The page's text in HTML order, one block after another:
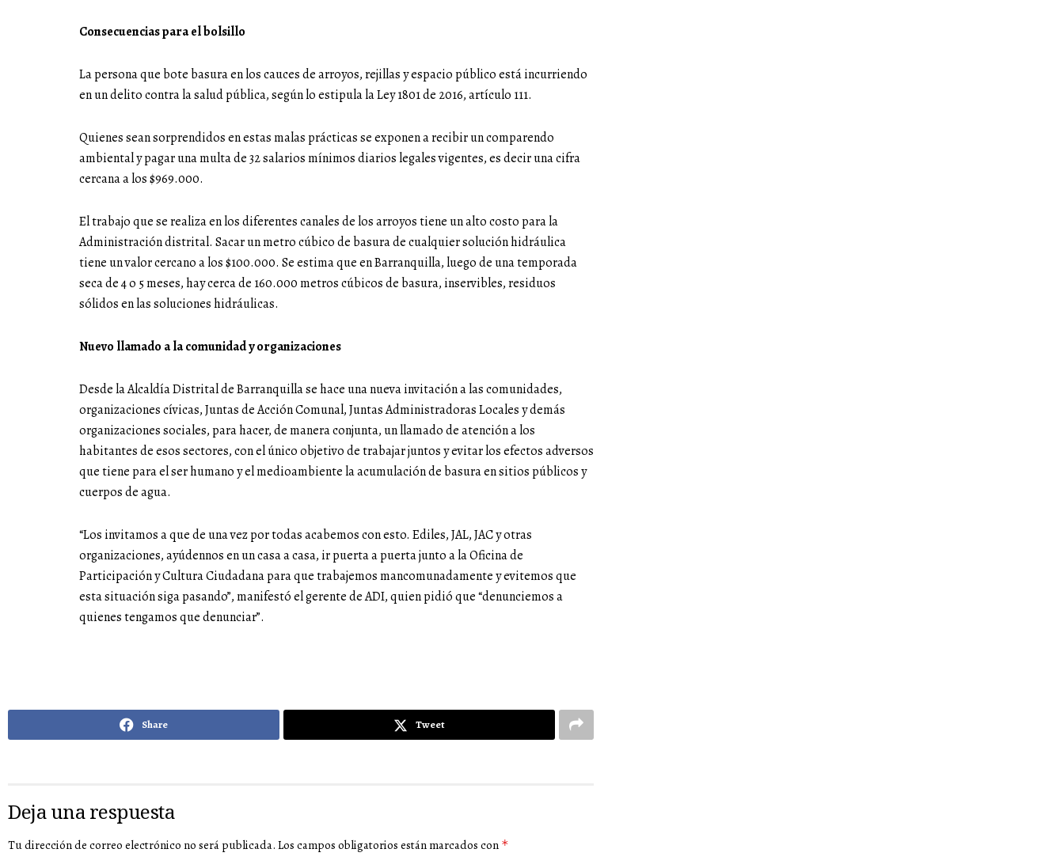
Consecuencias para el bolsillo
La persona que bote basura en los cauces de arroyos, rejillas y espacio público está incurriendo
en un delito contra la salud pública, según lo estipula la Ley 1801 de 2016, artículo 111.
Quienes sean sorprendidos en estas malas prácticas se exponen a recibir un comparendo
ambiental y pagar una multa de 32 salarios mínimos diarios legales vigentes, es decir una cifra
cercana a los $969.000.
El trabajo que se realiza en los diferentes canales de los arroyos tiene un alto costo para la
Administración distrital. Sacar un metro cúbico de basura de cualquier solución hidráulica
tiene un valor cercano a los $100.000. Se estima que en Barranquilla, luego de una temporada
seca de 4 o 5 meses, hay cerca de 160.000 metros cúbicos de basura, inservibles, residuos
sólidos en las soluciones hidráulicas.
Nuevo llamado a la comunidad y organizaciones
Desde la Alcaldía Distrital de Barranquilla se hace una nueva invitación a las comunidades,
organizaciones cívicas, Juntas de Acción Comunal, Juntas Administradoras Locales y demás
organizaciones sociales, para hacer, de manera conjunta, un llamado de atención a los
habitantes de esos sectores, con el único objetivo de trabajar juntos y evitar los efectos adversos
que tiene para el ser humano y el medioambiente la acumulación de basura en sitios públicos y
cuerpos de agua.
“Los invitamos a que de una vez por todas acabemos con esto. Ediles, JAL, JAC y otras
organizaciones, ayúdennos en un casa a casa, ir puerta a puerta junto a la Oficina de
Participación y Cultura Ciudadana para que trabajemos mancomunadamente y evitemos que
esta situación siga pasando”, manifestó el gerente de ADI, quien pidió que “denunciemos a
quienes tengamos que denunciar”.
Share Tweet
Deja una respuesta
Tu dirección de correo electrónico no será publicada. Los campos obligatorios están marcados con *